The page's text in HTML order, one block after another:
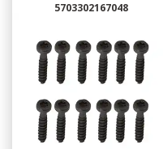
5703302167048